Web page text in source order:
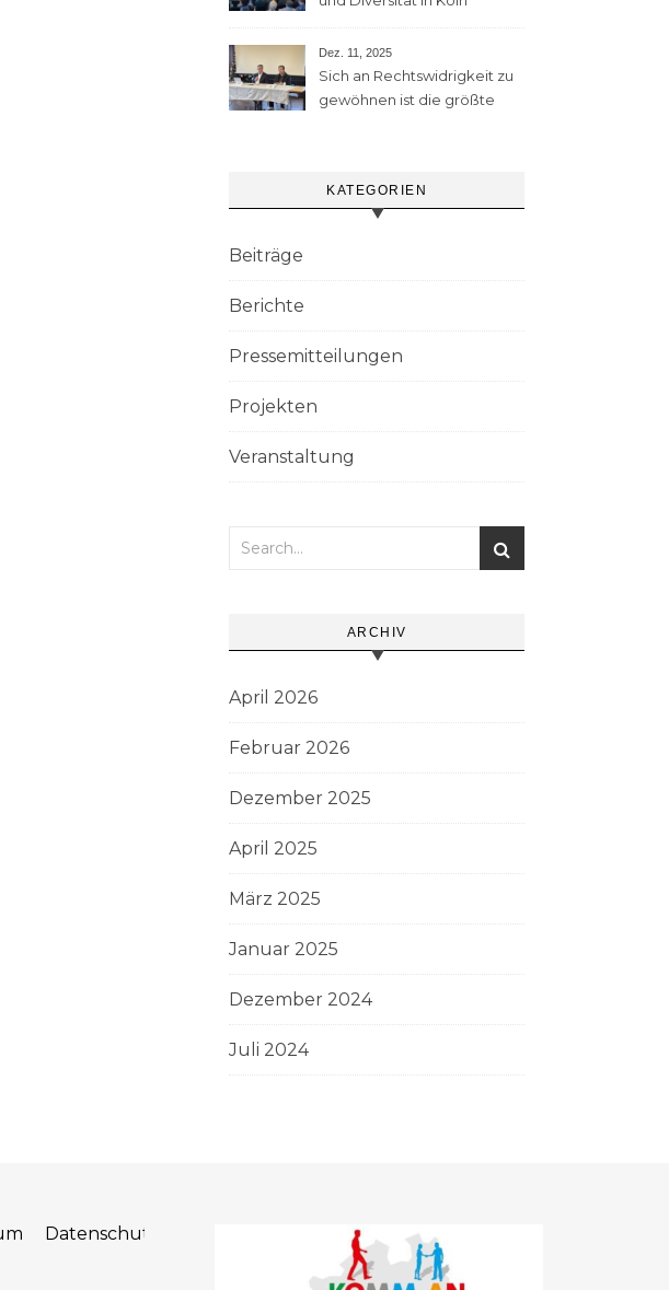
Dez. 11, 2025
Sich an Rechtswidrigkeit zu
gewöhnen ist die größte
KATEGORIEN
Beiträge
Berichte
Pressemitteilungen
Projekten
Veranstaltung
ARCHIV
April 2026
Februar 2026
Dezember 2025
April 2025
März 2025
Januar 2025
Dezember 2024
Juli 2024
Datenschutz